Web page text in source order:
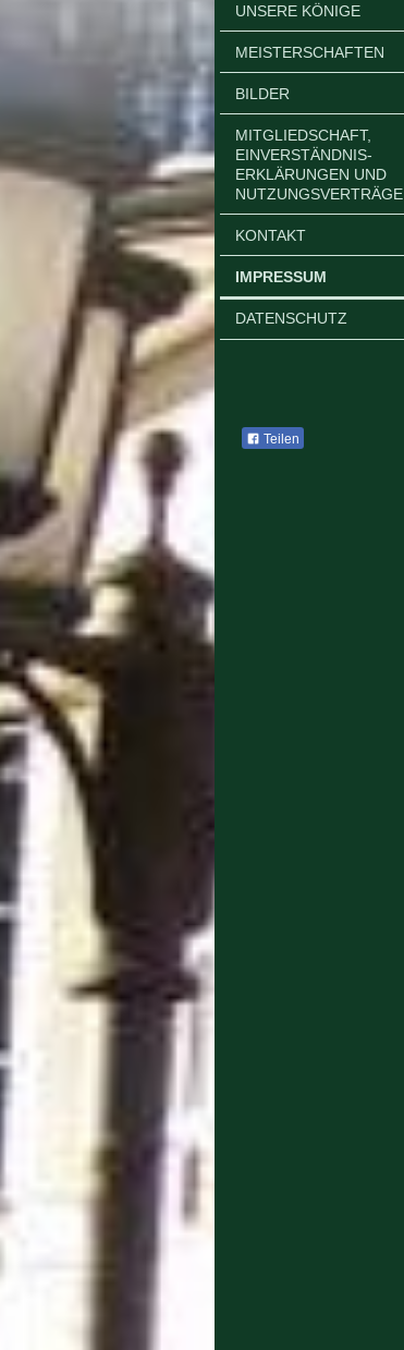
UNSERE KÖNIGE
MEISTERSCHAFTEN
BILDER
MITGLIEDSCHAFT,
EINVERSTÄNDNIS-
ERKLÄRUNGEN UND
NUTZUNGSVERTRÄGE
KONTAKT
IMPRESSUM
DATENSCHUTZ
Teilen